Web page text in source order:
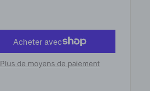
Plus de moyens de paiement